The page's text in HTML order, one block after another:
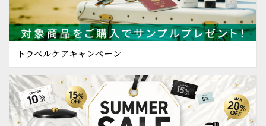
トラベルケアキャンペーン